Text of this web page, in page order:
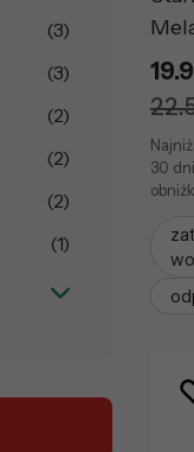
(3)
(3)
(2)
(2)
(2)
(1)
30